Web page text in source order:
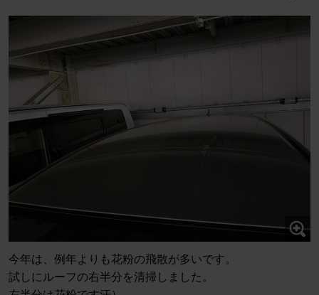
今年は、例年よりも花粉の飛散が多いです。
試しにルーフの右半分を清掃しました。